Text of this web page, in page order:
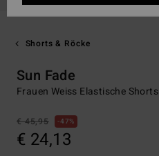
Shorts & Röcke
Sun Fade
Frauen Weiss Elastische Shorts
€ 45,95 47%
€ 24,13